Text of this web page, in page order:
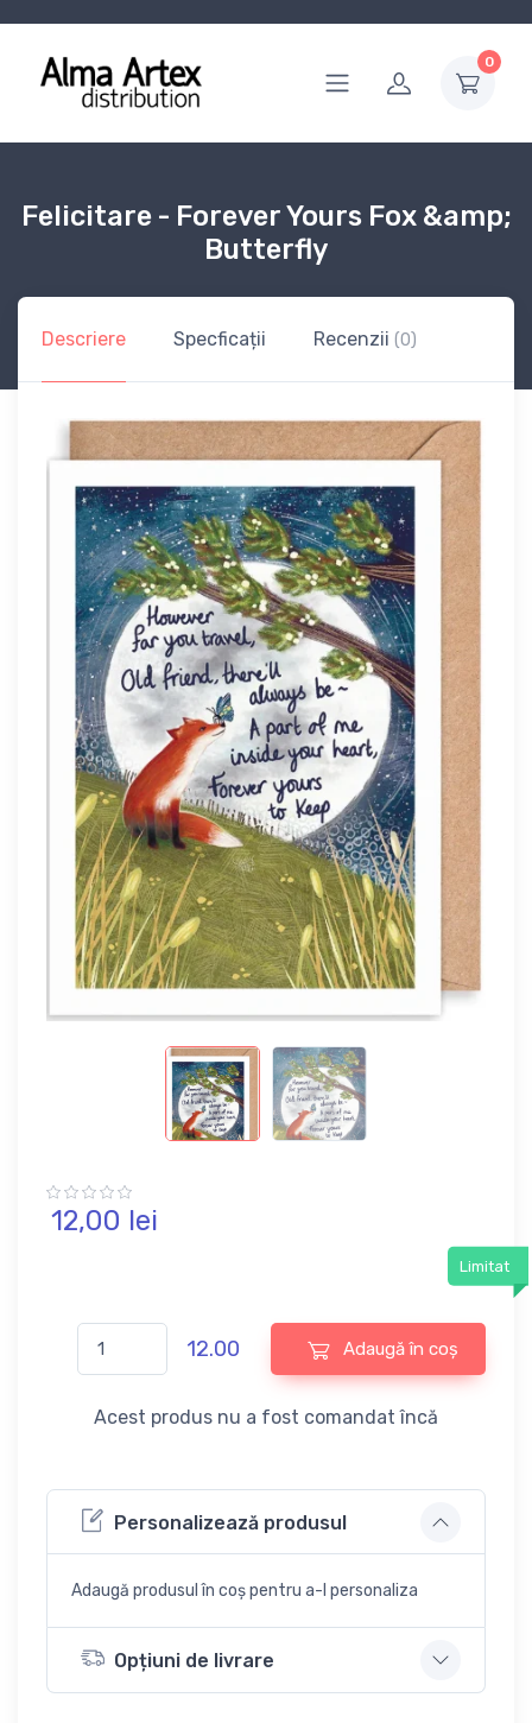
0
Felicitare - Forever Yours Fox &amp;
Butterfly
Descriere Specficații Recenzii (0)
12,00 lei
Limitat
12.00 Adaugă în coș
Acest produs nu a fost comandat încă
Personalizează produsul
Adaugă produsul în coș pentru a-l personaliza
Opțiuni de livrare